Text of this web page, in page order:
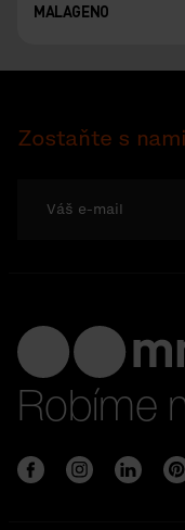
MALAGENO
Zostaňte s
Robíme